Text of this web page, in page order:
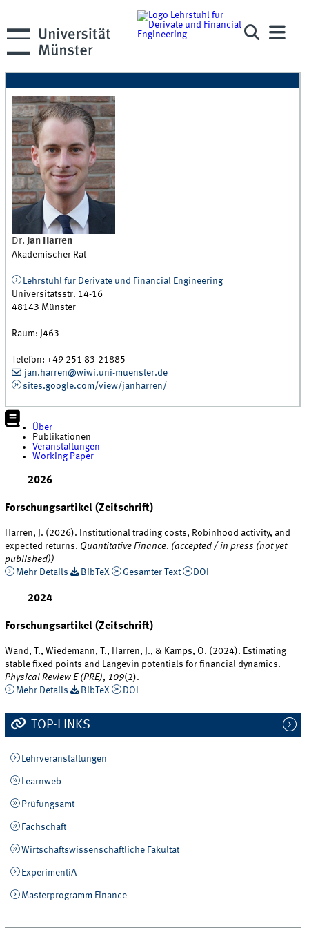
Dr. Jan Harren
Akademischer Rat
Lehrstuhl für Derivate und Financial Engineering
Universitätsstr. 14-16
48143 Münster
Raum: J463
Telefon:+49 251 83-21885
jan.harren@wiwi.uni-muenster.de
sites.google.com/view/janharren/
Über
Publikationen
Veranstaltungen
Working Paper
2026
Forschungsartikel (Zeitschrift)
Harren, J. (2026). Institutional trading costs, Robinhood activity, and
expected returns. Quantitative Finance. (accepted / in press (not yet
published))
Mehr Details
BibTeX Gesamter Text DOI
2024
Forschungsartikel (Zeitschrift)
Wand, T., Wiedemann, T., Harren, J., & Kamps, O. (2024). Estimating
stable fixed points and Langevin potentials for financial dynamics.
Physical Review E (PRE), 109(2).
Mehr Details
BibTeX DOI
TOP-LINKS
Lehrveranstaltungen
Learnweb
Prüfungsamt
Fachschaft
Wirtschaftswissenschaftliche Fakultät
ExperimentiA
Masterprogramm Finance